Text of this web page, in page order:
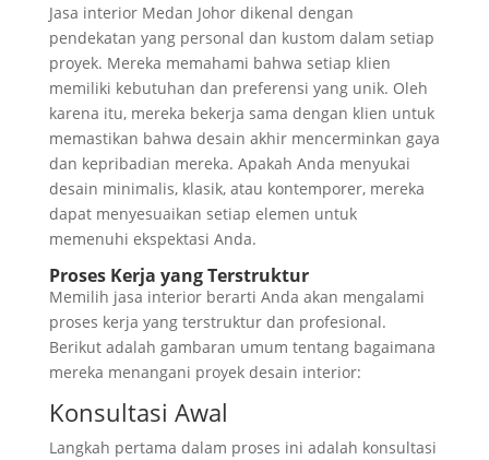
Jasa interior Medan Johor dikenal dengan
pendekatan yang personal dan kustom dalam setiap
proyek. Mereka memahami bahwa setiap klien
memiliki kebutuhan dan preferensi yang unik. Oleh
karena itu, mereka bekerja sama dengan klien untuk
memastikan bahwa desain akhir mencerminkan gaya
dan kepribadian mereka. Apakah Anda menyukai
desain minimalis, klasik, atau kontemporer, mereka
dapat menyesuaikan setiap elemen untuk
memenuhi ekspektasi Anda.
Proses Kerja yang Terstruktur
Memilih jasa interior berarti Anda akan mengalami
proses kerja yang terstruktur dan profesional.
Berikut adalah gambaran umum tentang bagaimana
mereka menangani proyek desain interior:
Konsultasi Awal
Langkah pertama dalam proses ini adalah konsultasi